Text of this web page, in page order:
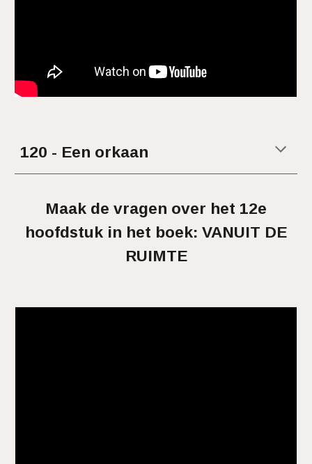
120 - Een orkaan
Maak de vragen over het 12e
hoofdstuk in het boek: VANUIT DE
RUIMTE